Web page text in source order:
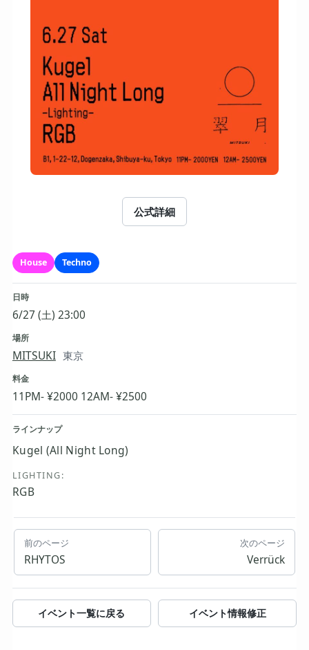
公式詳細
House Techno
日時
6/27 (土) 23:00
場所
MITSUKI 東京
料金
11PM- ¥2000 12AM- ¥2500
ラインナップ
Kugel (All Night Long)
LIGHTING:
RGB
前のページ
RHYTOS
次のページ
Verrück
イベント一覧に戻る イベント情報修正